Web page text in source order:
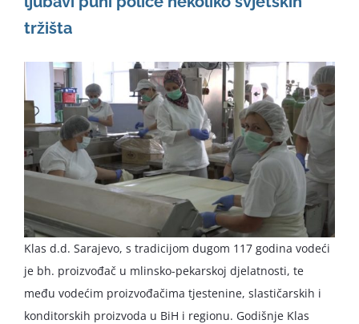
tržišta
Klas d.d. Sarajevo, s tradicijom dugom 117 godina vodeći
je bh. proizvođač u mlinsko-pekarskoj djelatnosti, te
među vodećim proizvođačima tjestenine, slastičarskih i
konditorskih proizvoda u BiH i regionu. Godišnje Klas